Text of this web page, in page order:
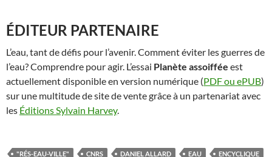
ÉDITEUR PARTENAIRE
L’eau, tant de défis pour l’avenir. Comment éviter les guerres de
l’eau? Comprendre pour agir. L’essai Planète assoiffée est
actuellement disponible en version numérique (PDF ou ePUB)
sur une multitude de site de vente grâce à un partenariat avec
les Éditions Sylvain Harvey.
"RÉS-EAU-VILLE" CNRS DANIEL ALLARD EAU ENCYCLIQUE